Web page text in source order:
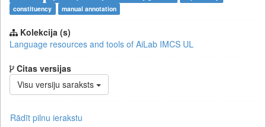
constituency
manual annotation
Kolekcija (s)
Language resources and tools of AiLab IMCS UL
Citas versijas
Visu versiju saraksts
Rādīt pilnu ierakstu